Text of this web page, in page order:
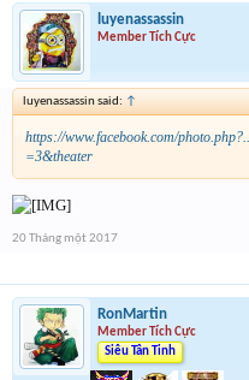
luyenassassin
Member Tích Cực
luyenassassin said: ↑
https://www.facebook.com/
=3&theater
20 Tháng một 2017
RonMartin
Member Tích Cực
Siêu Tân Tinh